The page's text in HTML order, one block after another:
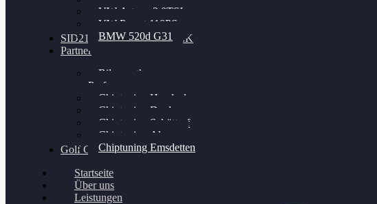
VW Arteon 2.0TSI
VW Passat 110PS
BMW 520d G31
SID212 / 212EVO UNLOCK
Partner
Bilgenroth
Performance
Chiptuning Herzlacke
Chiptuning Duelmen
Chiptuning Schüttorf
Chiptuning Ahaus
Chiptuning Emsdetten
Golf Gewinnspiel
Startseite
Über uns
Leistungen